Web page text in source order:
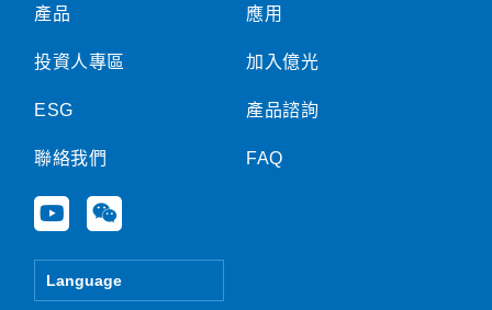
產品
投資人專區
ESG
聯絡我們
Y
o
u
W
e
i
Language
應用
加入億光
產品諮詢
FAQ